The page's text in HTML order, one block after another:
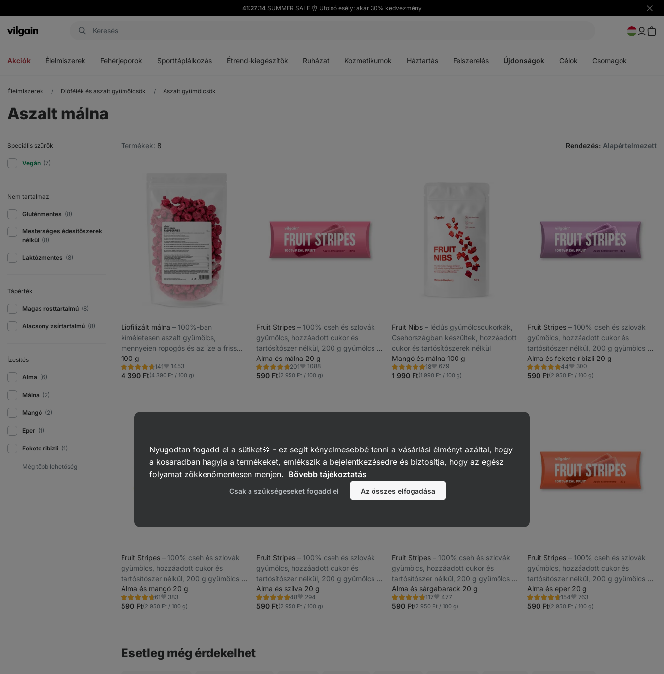
41:27:13 SUMMER SALE ⏰ Utolsó esély: akár 30% kedvezmény
Vilgain
Akciók Élelmiszerek Fehérjeporok Sporttáplálkozás Étrend-kiegészítők Ruházat Kozmetikumok Háztartás Felszerelés Újdonságok Célok Csomagok
Élelmiszerek Diófélék és aszalt gyümölcsök Aszalt gyümölcsök
Aszalt málna
Termékek: 8 Rendezés: Alapértelmezett
Speciális szűrők
Vegán (7)
Nem tartalmaz
Gluténmentes (8)
Mesterséges édesítőszerek
nélkül (8)
Laktózmentes (8)
Tápérték
Magas rosttartalmú (8)
Alacsony zsírtartalmú (8)
Ízesítés
Alma (6)
Málna (2)
Mangó (2)
Eper (1)
Fekete ribizli (1)
Liofilizált málna ⁠–⁠ 100%-ban
kíméletesen aszalt gyümölcs,
mennyeien ropogós és az íze a friss
málnáé
100 g
141
Értékelés
4.8/5,
141
Kedvencek
1453
4 390 Ft(4 390 Ft / 100 g)
Fruit Stripes ⁠–⁠ 100% cseh és szlovák
gyümölcs, hozzáadott cukor és
tartósítószer nélkül, 200 g gyümölcs 20
g termékenként
Alma és málna 20 g
201
Értékelés
4.8/5,
201
Kedvencek
1088
590 Ft(2 950 Ft / 100 g)
Fruit Nibs ⁠–⁠ lédús gyümölcscukorkák,
Csehországban készültek, hozzáadott
cukor és tartósítószerek nélkül
Mangó és málna 100 g
18
Értékelés
4.8/5,
18
Kedvencek
679
1 990 Ft(1 990 Ft / 100 g)
Fruit Stripes ⁠–⁠ 100% cseh és szlovák
gyümölcs, hozzáadott cukor és
tartósítószer nélkül, 200 g gyümölcs 20
g termékenként
Alma és fekete ribizli 20 g
44
Értékelés
4.8/5,
44
Kedvencek
300
590 Ft(2 950 Ft / 100 g)
Fruit Stripes ⁠–⁠ 100% cseh és szlovák
gyümölcs, hozzáadott cukor és
tartósítószer nélkül, 200 g gyümölcs 20
g termékenként
Alma és mangó 20 g
61
Értékelés
4.8/5,
61
Kedvencek
383
590 Ft(2 950 Ft / 100 g)
Fruit Stripes ⁠–⁠ 100% cseh és szlovák
gyümölcs, hozzáadott cukor és
tartósítószer nélkül, 200 g gyümölcs 20
g termékenként
Alma és szilva 20 g
48
Értékelés
4.9/5,
48
Kedvencek
294
590 Ft(2 950 Ft / 100 g)
Fruit Stripes ⁠–⁠ 100% cseh és szlovák
gyümölcs, hozzáadott cukor és
tartósítószer nélkül, 200 g gyümölcs 20
g termékenként
Alma és sárgabarack 20 g
117
Értékelés
4.7/5,
117
Kedvencek
477
590 Ft(2 950 Ft / 100 g)
Fruit Stripes ⁠–⁠ 100% cseh és szlovák
gyümölcs, hozzáadott cukor és
tartósítószer nélkül, 200 g gyümölcs 20
g termékenként
Alma és eper 20 g
154
Értékelés
4.7/5,
154
Kedvencek
763
590 Ft(2 950 Ft / 100 g)
Esetleg még érdekelhet
Nyugodtan fogadd el a sütiket🍪 - ez segít kényelmesebbé tenni a vásárlási élményt azáltal, hogy
a kosaradban hagyja a termékeket, emlékszik a bejelentkezésedre és biztosítja, hogy az egész
folyamat zökkenőmentesen menjen. Bővebb tájékoztatás
Csak a szükségeseket fogadd el Az összes elfogadása